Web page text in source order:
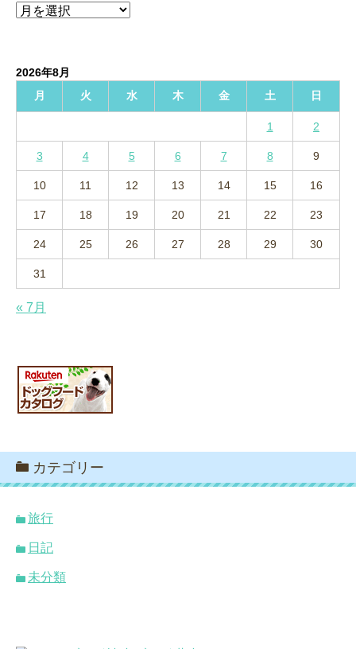
ア
ブ
2026年8月
月
火 水 木 金 土 日
1 2
3 4 5 6 7 8 9
10 11 12 13 14 15 16
17 18 19 20 21 22 23
24 25 26 27 28 29 30
31
« 7月
カテゴリー
旅行
日記
未分類